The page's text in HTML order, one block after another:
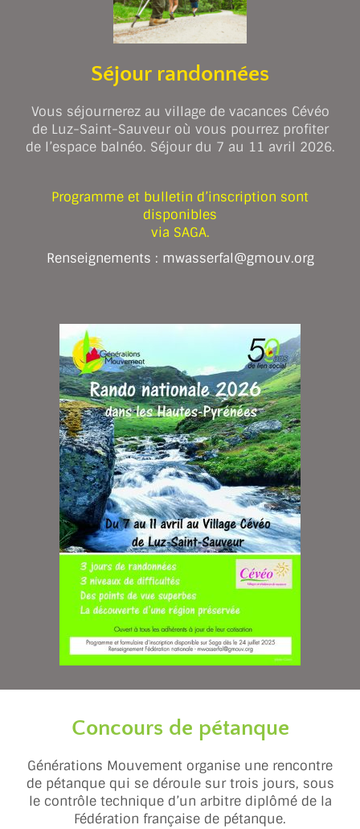
Séjour randonnées
Vous séjournerez au village de vacances Cévéo
de Luz-Saint-Sauveur où vous pourrez profiter
de l’espace balnéo. Séjour du 7 au 11 avril 2026.
Programme et bulletin d’inscription sont
disponibles
via SAGA.
Renseignements : mwasserfal@gmouv.org
Concours de pétanque
Générations Mouvement organise une rencontre
de pétanque qui se déroule sur trois jours, sous
le contrôle technique d’un arbitre diplômé de la
Fédération française de pétanque.